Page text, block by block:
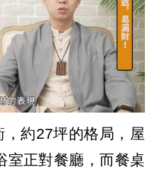
約27坪的格局，屋
室正對餐廳，而餐桌